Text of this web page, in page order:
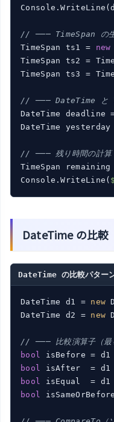
// ─── TimeSpan の
TimeSpan ts1 = new
TimeSpan ts2 =
TimeSpan ts3 =
// ─── DateTime と
DateTime deadline =
DateTime yesterday
// ─── 残り時間の計算
TimeSpan
Console.WriteLine(
DateTime の比較
DateTime の比較パター
DateTime d1 = new
DateTime d2 = new
// ─── 比較演算子（最
bool isBefore =
bool isAfter  =
bool isEqual  =
bool